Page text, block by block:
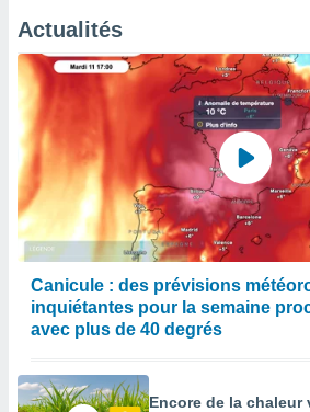
Actualités
Canicule : des prévisions
inquiétantes pour la semaine
avec plus de 40 degrés
Encore de la chaleur